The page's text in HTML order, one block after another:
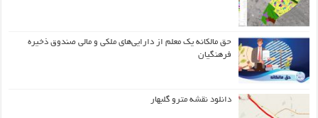
حق مالکانه یک معلم از دارایی‌های ملکی و مالی صندوق ذخیره
فرهنگیان
دانلود نقشه مترو گلبهار